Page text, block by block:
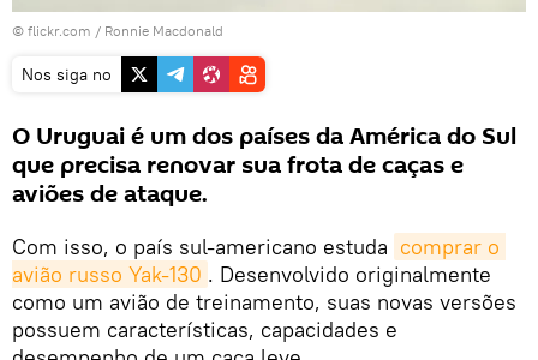
© flickr.com / Ronnie Macdonald
Nos siga no
O Uruguai é um dos países da América do Sul
que precisa renovar sua frota de caças e
aviões de ataque.
Com isso, o país sul-americano estuda comprar o
avião russo Yak-130 . Desenvolvido originalmente
como um avião de treinamento, suas novas versões
possuem características, capacidades e